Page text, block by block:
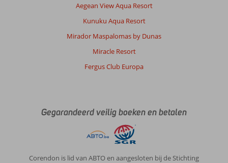
Aegean View Aqua Resort
Kunuku Aqua Resort
Mirador Maspalomas by Dunas
Miracle Resort
Fergus Club Europa
Gegarandeerd veilig boeken en betalen
Corendon is lid van ABTO en aangesloten bij de Stichting